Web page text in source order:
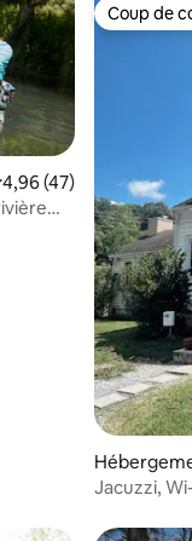
: 5 sur 5
appréciés
moyenne
4,96 (47)
Coup de
Coup de
y
Jacuzzi,